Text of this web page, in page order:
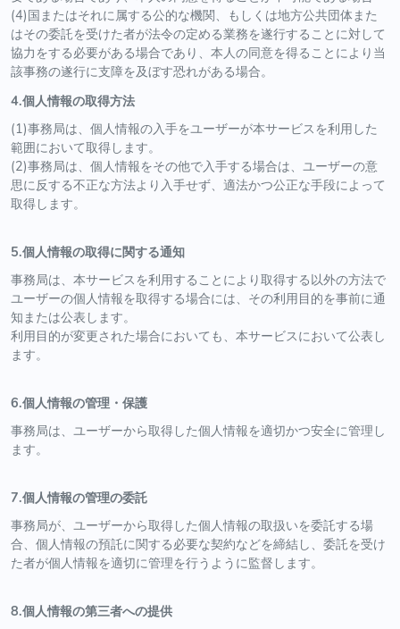
(4)国またはそれに属する公的な機関、もしくは地方公共団体また
はその委託を受けた者が法令の定める業務を遂行することに対して
協力をする必要がある場合であり、本人の同意を得ることにより当
該事務の遂行に支障を及ぼす恐れがある場合。
4.個人情報の取得方法
(1)事務局は、個人情報の入手をユーザーが本サービスを利用した
範囲において取得します。
(2)事務局は、個人情報をその他で入手する場合は、ユーザーの意
思に反する不正な方法より入手せず、適法かつ公正な手段によって
取得します。
5.個人情報の取得に関する通知
事務局は、本サービスを利用することにより取得する以外の方法で
ユーザーの個人情報を取得する場合には、その利用目的を事前に通
知または公表します。
利用目的が変更された場合においても、本サービスにおいて公表し
ます。
6.個人情報の管理・保護
事務局は、ユーザーから取得した個人情報を適切かつ安全に管理し
ます。
7.個人情報の管理の委託
事務局が、ユーザーから取得した個人情報の取扱いを委託する場
合、個人情報の預託に関する必要な契約などを締結し、委託を受け
た者が個人情報を適切に管理を行うように監督します。
8.個人情報の第三者への提供